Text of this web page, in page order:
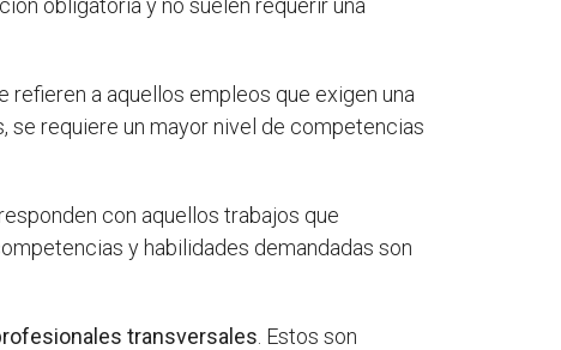
obligatoria y no suelen requerir una
refieren a aquellos empleos que exigen una
requiere un mayor nivel de competencias
con aquellos trabajos que
y habilidades demandadas son
transversales . Estos son